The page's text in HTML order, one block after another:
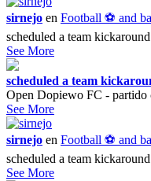
sirnejo en Football ⚽️ and
scheduled a team
See More
scheduled a team
Open Dopiewo FC - partido
See More
sirnejo en Football ⚽️ and
scheduled a team
See More